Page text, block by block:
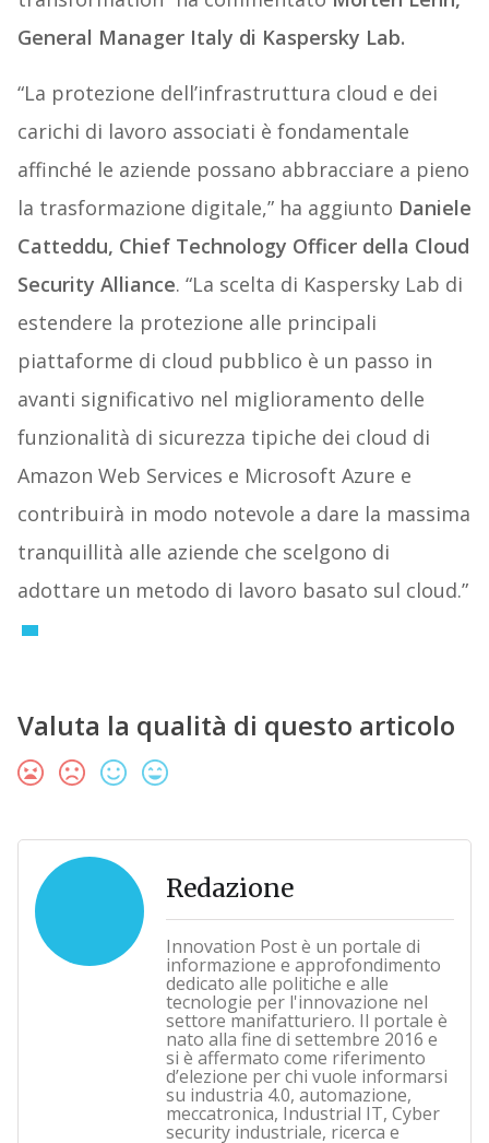
General Manager Italy di Kaspersky Lab.
“La protezione dell’infrastruttura cloud e dei
carichi di lavoro associati è fondamentale
affinché le aziende possano abbracciare a pieno
la trasformazione digitale,” ha aggiunto Daniele
Catteddu, Chief Technology Officer della Cloud
Security Alliance. “La scelta di Kaspersky Lab di
estendere la protezione alle principali
piattaforme di cloud pubblico è un passo in
avanti significativo nel miglioramento delle
funzionalità di sicurezza tipiche dei cloud di
Amazon Web Services e Microsoft Azure e
contribuirà in modo notevole a dare la massima
tranquillità alle aziende che scelgono di
adottare un metodo di lavoro basato sul cloud.”
Valuta la qualità di questo articolo
Redazione
Innovation Post è un portale di
informazione e approfondimento
dedicato alle politiche e alle
tecnologie per l'innovazione nel
settore manifatturiero. Il portale è
nato alla fine di settembre 2016 e
si è affermato come riferimento
d’elezione per chi vuole informarsi
su industria 4.0, automazione,
meccatronica, Industrial IT, Cyber
security industriale, ricerca e